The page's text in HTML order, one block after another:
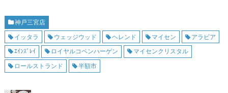
神戸三宮店
イッタラ
ウェッジウッド ヘレンド マイセン
アラビア
ｴｲﾝｽﾞﾚｲ
ロイヤルコペンハーゲン
マイセンクリスタル
ロールストランド
半額市